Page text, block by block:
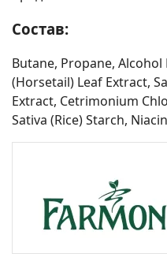
Состав:
Butane, Propane,
(Horsetail) Leaf Extract,
Extract, Cetrimonium
Sativa (Rice) Starch,